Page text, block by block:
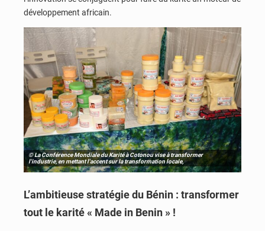
développement africain.
© La Conférence Mondiale du Karité à Cotonou vise à transformer
l'industrie, en mettant l'accent sur la transformation locale,
L’ambitieuse stratégie du Bénin : transformer
tout le karité « Made in Benin » !